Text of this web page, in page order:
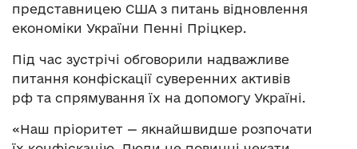
представницею США з питань відновлення
економіки України Пенні Пріцкер.
Під час зустрічі обговорили надважливе
питання конфіскації суверенних активів
рф та спрямування їх на допомогу Україні.
«Наш пріоритет — якнайшвидше розпочати